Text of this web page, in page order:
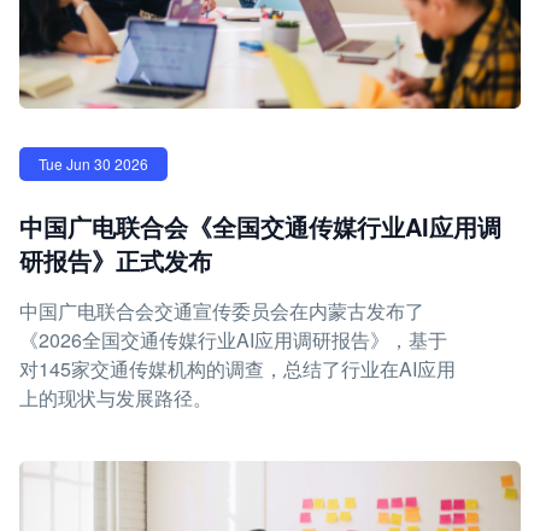
Tue Jun 30 2026
中国广电联合会《全国交通传媒行业AI应用调
研报告》正式发布
中国广电联合会交通宣传委员会在内蒙古发布了
《2026全国交通传媒行业AI应用调研报告》，基于
对145家交通传媒机构的调查，总结了行业在AI应用
上的现状与发展路径。